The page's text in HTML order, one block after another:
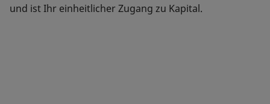
und ist Ihr einheitlicher Zugang zu Kapital.